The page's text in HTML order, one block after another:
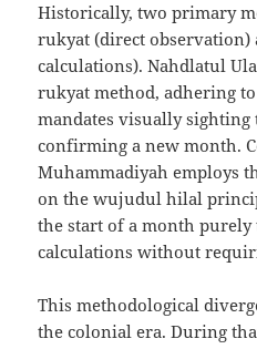
Historically, two primary
rukyat (direct observation)
calculations). Nahdlatul
rukyat method, adhering
mandates visually
confirming a new month.
Muhammadiyah employs
on the wujudul hilal
the start of a month
calculations without
This methodological
the colonial era. During